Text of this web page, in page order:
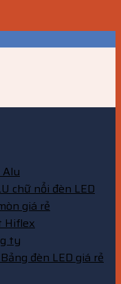
chữ nổi đèn LED
giá rẻ
Hiflex
ty
đèn LED giá rẻ